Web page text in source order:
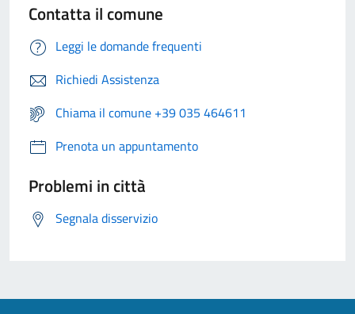
Contatta il comune
Leggi le domande frequenti
Richiedi Assistenza
Chiama il comune +39 035 464611
Prenota un appuntamento
Problemi in città
Segnala disservizio